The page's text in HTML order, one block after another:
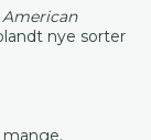
nye sorter
mange,